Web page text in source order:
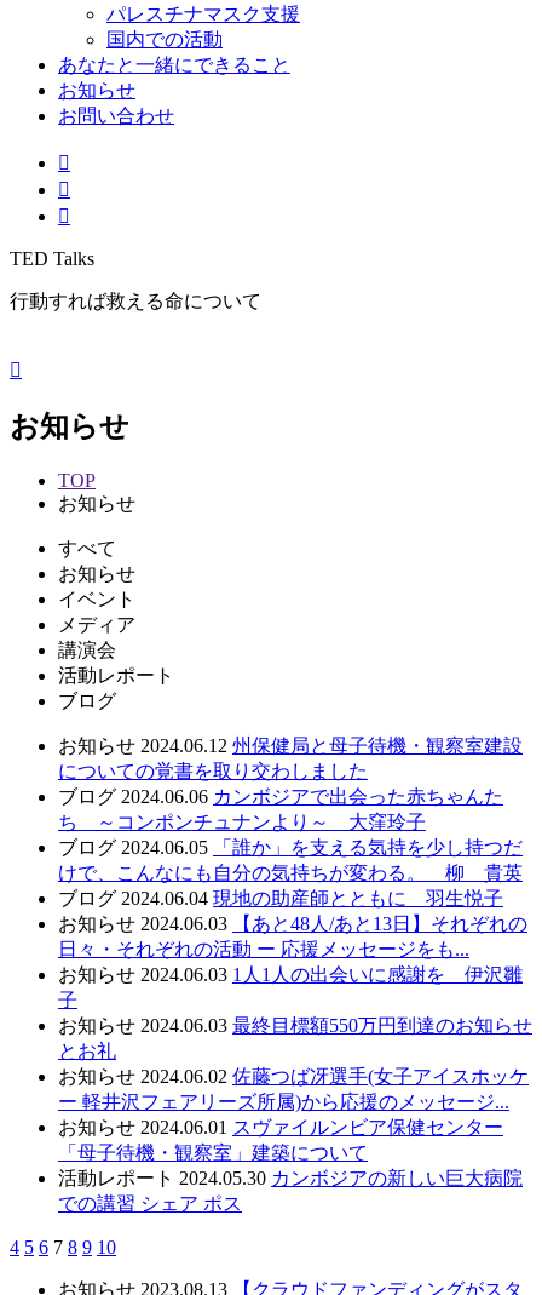
パレスチナマスク支援
国内での活動
あなたと一緒にできること
お知らせ
お問い合わせ
TED Talks
行動すれば救える命について
お知らせ
TOP
お知らせ
すべて
お知らせ
イベント
メディア
講演会
活動レポート
ブログ
お知らせ 2024.06.12 州保健局と母子待機・観察室建設
についての覚書を取り交わしました
ブログ 2024.06.06 カンボジアで出会った赤ちゃんた
ち ～コンポンチュナンより～ 大窪玲子
ブログ 2024.06.05
「誰か」を支える気持を少し持つだ
けで、こんなにも自分の気持ちが変わる。 柳 貴英
ブログ 2024.06.04 現地の助産師とともに 羽生悦子
お知らせ 2024.06.03
【あと48人/あと13日】それぞれの
日々・それぞれの活動 ー 応援メッセージをも...
お知らせ 2024.06.03 1人1人の出会いに感謝を 伊沢雛
子
お知らせ 2024.06.03 最終目標額550万円到達のお知らせ
とお礼
お知らせ 2024.06.02 佐藤つば冴選手(女子アイスホッケ
ー 軽井沢フェアリーズ所属)から応援のメッセージ...
お知らせ 2024.06.01 スヴァイルンビア保健センター
「母子待機・観察室」建築について
活動レポート 2024.05.30 カンボジアの新しい巨大病院
での講習 シェア ポス
4 5 6 7 8 9 10
お知らせ 2023.08.13 【クラウドファンディングがスタ